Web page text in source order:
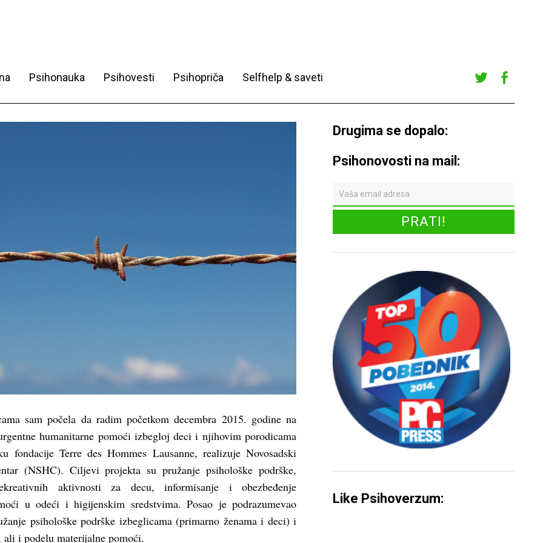
Psihonauka Psihovesti Psihopriča Selfhelp & saveti
r
ook
sam počela da radim početkom decembra 2015. godine na
humanitarne pomoći izbegloj deci i njihovim porodicama
fondacije Terre des Hommes Lausanne, realizuje Novosadski
(NSHC). Ciljevi projekta su pružanje psihološke podrške,
aktivnosti za decu, informisanje i obezbeđenje
u odeći i higijenskim sredstvima. Posao je podrazumevao
psihološke podrške izbeglicama (primarno ženama i deci) i
ali i podelu materijalne pomoći.
Drugima se dopalo:
Psihonovosti na mail:
Like Psihoverzum: